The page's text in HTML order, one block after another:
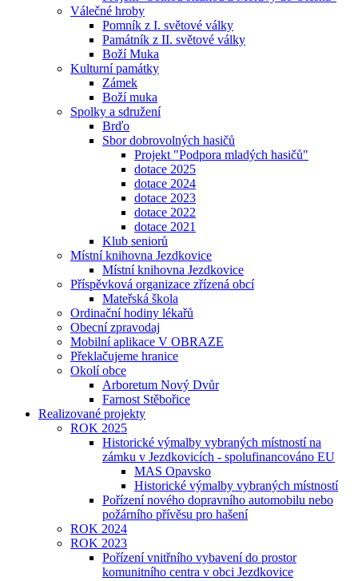
Válečné hroby
Pomník z I. světové války
Památník z II. světové války
Boží Muka
Kulturní památky
Zámek
Boží muka
Spolky a sdružení
Brďo
Sbor dobrovolných hasičů
Projekt "Podpora mladých hasičů"
dotace 2025
dotace 2024
dotace 2023
dotace 2022
dotace 2021
Klub seniorů
Místní knihovna Jezdkovice
Místní knihovna Jezdkovice
Příspěvková organizace zřízená obcí
Mateřská škola
Ordinační hodiny lékařů
Obecní zpravodaj
Mobilní aplikace V OBRAZE
Překlačujeme hranice
Okolí obce
Arboretum Nový Dvůr
Farnost Stěbořice
Realizované projekty
ROK 2025
Historické výmalby vybraných místností na
zámku v Jezdkovicích - spolufinancováno EU
MAS Opavsko
Historické výmalby vybraných místností
Pořízení nového dopravního automobilu nebo
požárního přívěsu pro hašení
ROK 2024
ROK 2023
Pořízení vnitřního vybavení do prostor
komunitního centra v obci Jezdkovice